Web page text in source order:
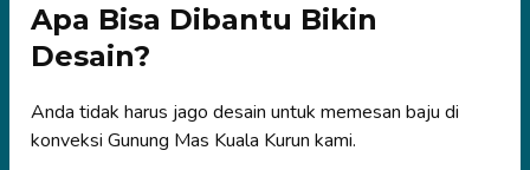
Apa Bisa Dibantu Bikin
Desain?
Anda tidak harus jago desain untuk memesan baju di
konveksi Gunung Mas Kuala Kurun kami.